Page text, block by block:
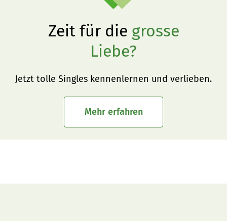
Zeit für die grosse
Liebe?
Jetzt tolle Singles kennenlernen und verlieben.
Mehr erfahren